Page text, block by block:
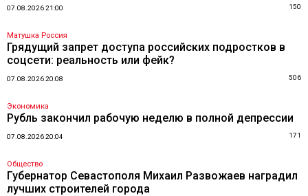
07.08.2026 21:00 150
Матушка Россия
Грядущий запрет доступа российских подростков в
соцсети: реальность или фейк?
07.08.2026 20:08 506
Экономика
Рубль закончил рабочую неделю в полной депрессии
07.08.2026 20:04 171
Общество
Губернатор Севастополя Михаил Развожаев наградил
лучших строителей города